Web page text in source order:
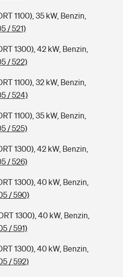
1100), 35 kW, Benzin,
/ 521)
1300), 42 kW, Benzin,
/ 522)
1100), 32 kW, Benzin,
/ 524)
1100), 35 kW, Benzin,
/ 525)
1300), 42 kW, Benzin,
/ 526)
1300), 40 kW, Benzin,
/ 590)
1300), 40 kW, Benzin,
/ 591)
1300), 40 kW, Benzin,
/ 592)